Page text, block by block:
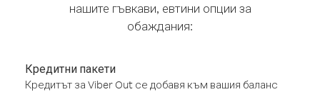
нашите гъвкави, евтини опции за
обаждания:
Кредитни пакети
Кредитът за Viber Out се добавя към вашия баланс